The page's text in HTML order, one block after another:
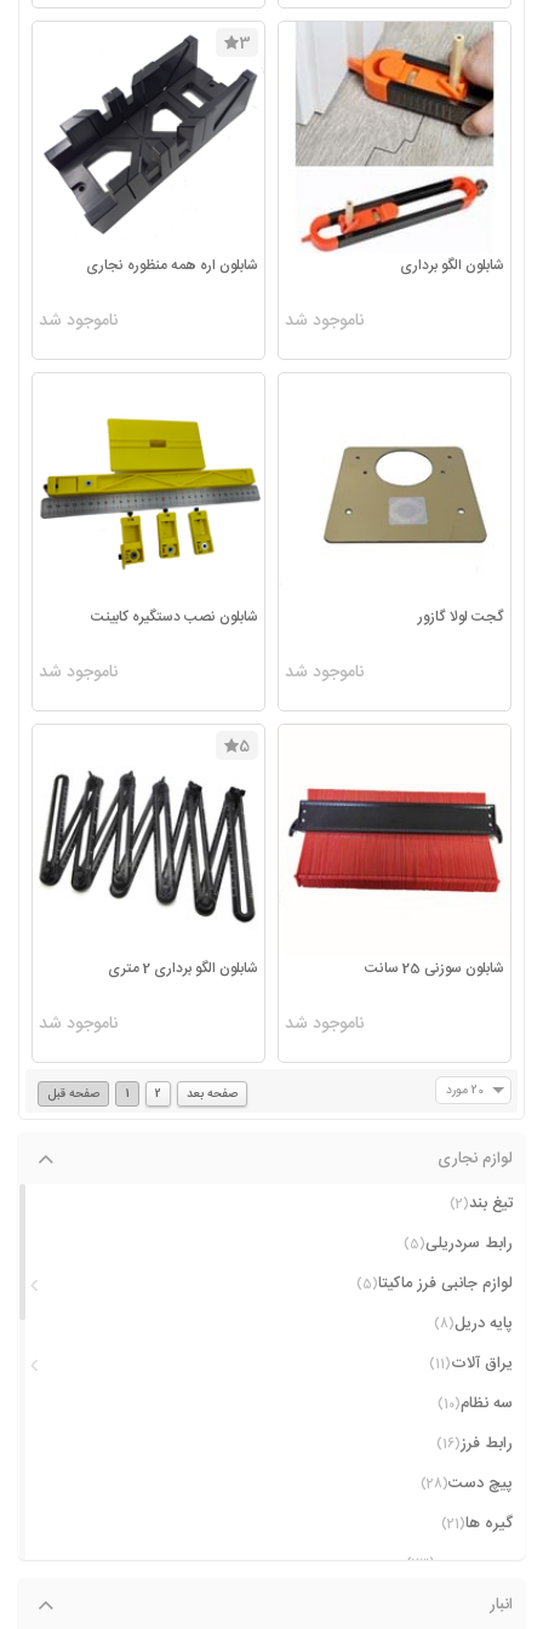
لوازم نجاری
تیغ بند(2)
رابط سردریلی(5)
لوازم جانبی فرز ماکیتا(5)
پایه دریل(8)
یراق آلات(11)
سه نظام(10)
رابط فرز(16)
پیچ دست(28)
گیره ها(21)
(23)
شابلون ها
انبار
شابلون الگو برداری
ناموجود شد
3
شابلون اره همه منظوره نجاری
ناموجود شد
گجت لولا گازور
ناموجود شد
شابلون نصب دستگیره کابینت
ناموجود شد
شابلون سوزنی 25 سانت
ناموجود شد
5
شابلون الگو برداری 2 متری
ناموجود شد
20 مورد صفحه قبل 1 2 صفحه بعد